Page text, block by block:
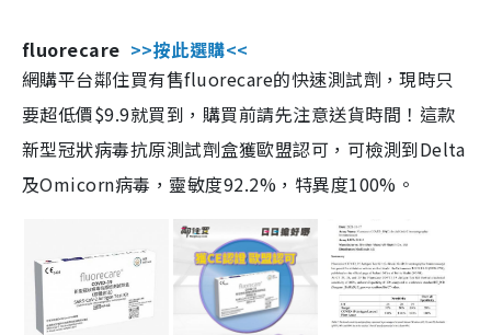
fluorecare >>按此選購<<
網購平台鄰住買有售fluorecare的快速測試劑，現時只
要超低價$9.9就買到，購買前請先注意送貨時間！這款
新型冠狀病毒抗原測試劑盒獲歐盟認可，可檢測到Delta
及Omicorn病毒，靈敏度92.2%，特異度100%。